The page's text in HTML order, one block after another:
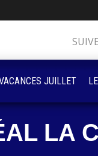
LA
JUILLET